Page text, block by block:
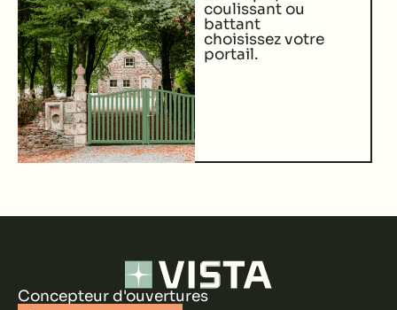
coulissant ou
battant
choisissez votre
portail.
Concepteur d'ouvertures